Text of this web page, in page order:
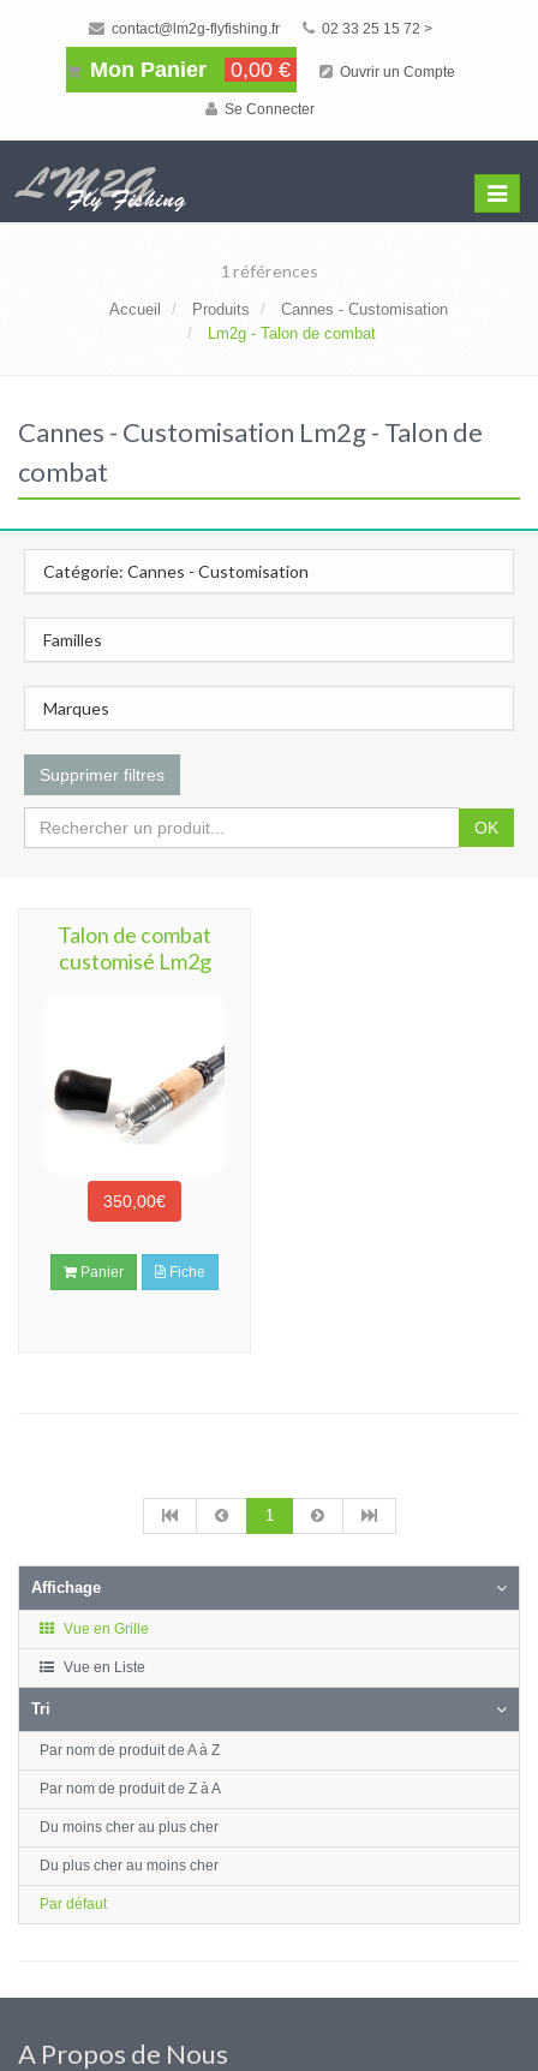
contact@lm2g-flyfishing.fr 02 33 25 15 72 >
Mon Panier 0,00 € Ouvrir un Compte
Se Connecter
Menu
1 références
Accueil Produits
Cannes - Customisation
Lm2g - Talon de combat
Cannes - Customisation Lm2g - Talon de
combat
Catégorie: Cannes - Customisation
Familles
Marques
Supprimer filtres
OK
Talon de combat
customisé Lm2g
350,00€
Panier Fiche
1
Affichage
Vue en Grille
Vue en Liste
Tri
Par nom de produit de A à Z
Par nom de produit de Z à A
Du moins cher au plus cher
Du plus cher au moins cher
Par défaut
A Propos de Nous